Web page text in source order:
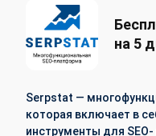
на 5
Serpstat —
которая включает в
инструменты для